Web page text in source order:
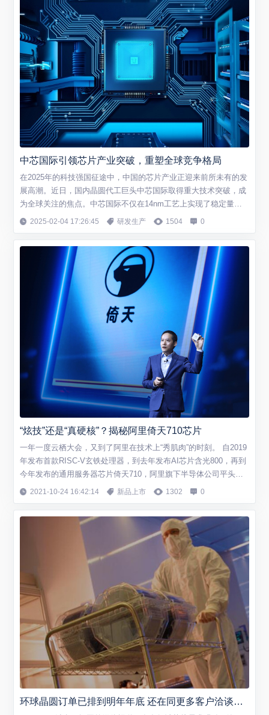
中芯国际引领芯片产业突破，重塑全球竞争格局
在2025年的科技强国征途中，中国的芯片产业正迎来前所未有的发
展高潮。近日，国内晶圆代工巨头中芯国际取得重大技术突破，成
为全球关注的焦点。中芯国际不仅在14nm工艺上实现了稳定量
产，其7nm技术也进入了试产阶段，标志着中国在高端芯片制造领
片设计端，景嘉微的GPU芯片已成...
2025-02-04 17:26:45 研发生产 1504 0
“炫技”还是“真硬核”？揭秘阿里倚天710芯片
一年一度云栖大会，又到了阿里在技术上“秀肌肉”的时刻。 自2019
年发布首款RISC-V玄铁处理器，到去年发布AI芯片含光800，再到
今年发布的通用服务器芯片倚天710，阿里旗下半导体公司平头哥
在芯片上实现了“年更”。 在半导体领域被“卡脖子”的当下，阿里在
2021-10-24 16:42:14 新品上市 1302 0
环球晶圆订单已排到明年年底 还在同更多客户洽谈长期合同